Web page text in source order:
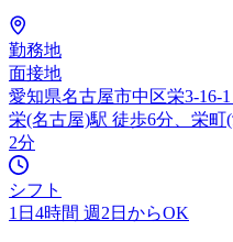
勤務地
面接地
愛知県名古屋市中区栄3-16-
栄(名古屋)駅 徒歩6分、栄
2分
シフト
1日4時間 週2日からOK